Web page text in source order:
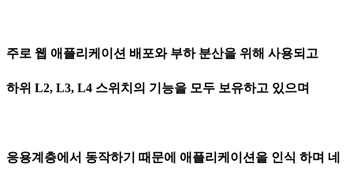
주로 웹 애플리케이션 배포와 부하 분산을 위해 사용되고
하위 L2, L3, L4 스위치의 기능을 모두 보유하고 있으며
응용계층에서 동작하기 때문에 애플리케이션을 인식 하며 네